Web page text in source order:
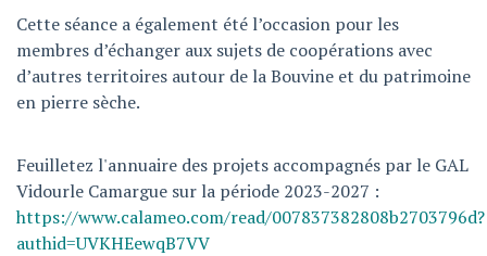
Cette séance a également été l’occasion pour les
membres d’échanger aux sujets de coopérations avec
d’autres territoires autour de la Bouvine et du patrimoine
en pierre sèche.
Feuilletez l'annuaire des projets accompagnés par le GAL
Vidourle Camargue sur la période 2023-2027 :
https://www.calameo.com/read/007837382808b2703796d?
authid=UVKHEewqB7VV